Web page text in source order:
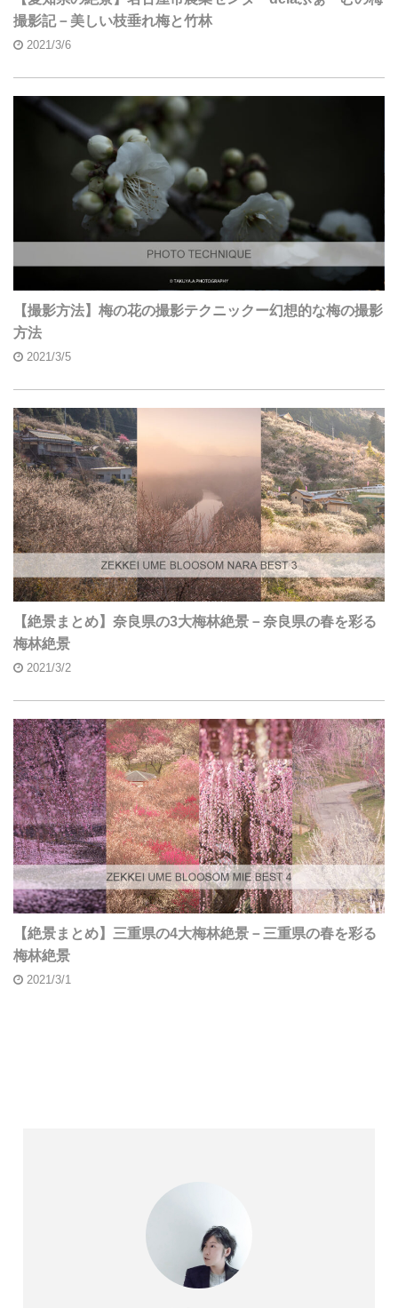
撮影記－美しい枝垂れ梅と竹林
2021/3/6
【撮影方法】梅の花の撮影テクニックー幻想的な梅の撮影
方法
2021/3/5
【絶景まとめ】奈良県の3大梅林絶景－奈良県の春を彩る
梅林絶景
2021/3/2
【絶景まとめ】三重県の4大梅林絶景－三重県の春を彩る
梅林絶景
2021/3/1